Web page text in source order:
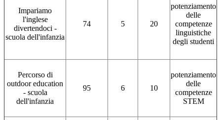
Impariamo
l'inglese
divertendoci -
scuola dell'infanzia
74 5 20
potenziamento
delle
competenze
linguistiche
degli studenti
Percorso di
outdoor education
- scuola
dell'infanzia
95 6 10
potenziamento
delle
competenze
STEM